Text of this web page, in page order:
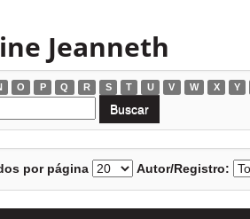
Jeanneth
O P Q R S T U V W X Y
por página Autor/Registro: